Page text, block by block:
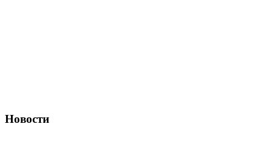
Новости